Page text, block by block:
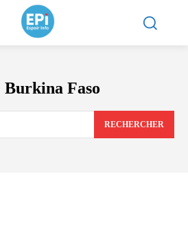
Burkina Faso
RECHERCHER